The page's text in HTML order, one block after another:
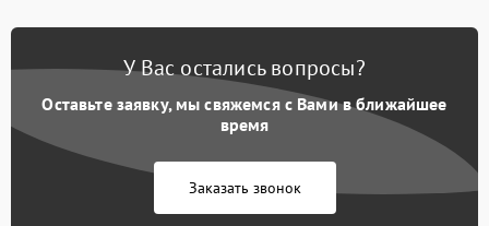
У Вас остались вопросы?
Оставьте заявку, мы свяжемся с Вами в ближайшее
время
Заказать звонок